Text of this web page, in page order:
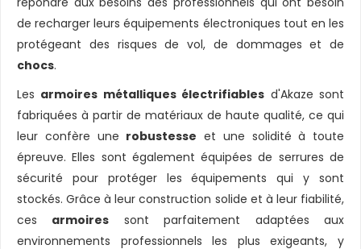
de recharger leurs équipements électroniques tout en les
protégeant des risques de vol, de dommages et de
chocs.
Les armoires métalliques électrifiables d'Akaze sont
fabriquées à partir de matériaux de haute qualité, ce qui
leur confère une robustesse et une solidité à toute
épreuve. Elles sont également équipées de serrures de
sécurité pour protéger les équipements qui y sont
stockés. Grâce à leur construction solide et à leur fiabilité,
ces armoires sont parfaitement adaptées aux
environnements professionnels les plus exigeants, y